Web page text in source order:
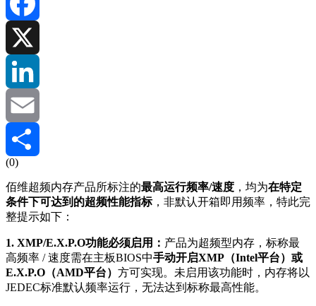
Facebook
X
LinkedIn
Email
享
(0)
佰维超频内存产品所标注的最高运行频率/速度 ，均为在特定
条件下可达到的超频性能指标，非默认开箱即用频率，特此完
整提示如下：
1. XMP/E.X.P.O功能必须启用： 产品为超频型内存，标称最
高频率 / 速度需在主板BIOS中手动开启XMP（Intel平台）或
E.X.P.O（AMD平台） 方可实现。未启用该功能时，内存将以
JEDEC标准默认频率运行，无法达到标称最高性能。